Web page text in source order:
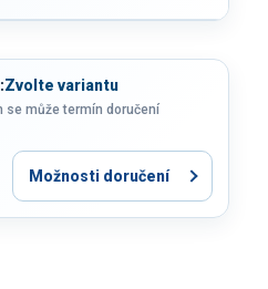
Zvolte variantu
se může termín doručení
Možnosti doručení